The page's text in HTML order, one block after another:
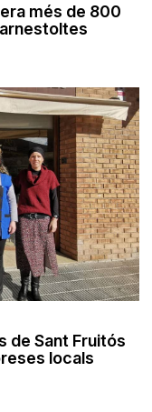
més de 800
de Sant Fruitós
locals